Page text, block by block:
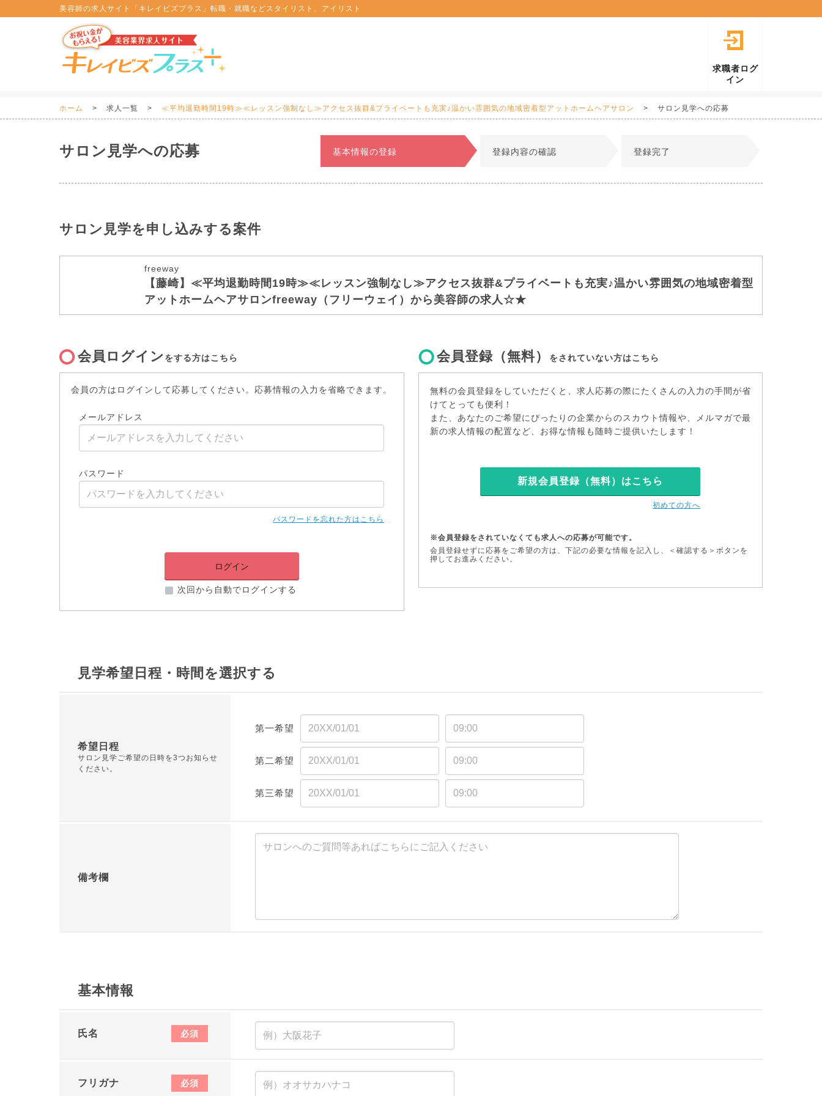
美容師の求人サイト「キレイビズプラス」転職・就職などスタイリスト、アイリスト
求職者ログ
イン
ホーム 求人一覧 ≪平均退勤時間19時≫≪レッスン強制なし≫アクセス抜群&プライベートも充実♪温かい雰囲気の地域密着型アットホームヘアサロン サロン見学への応募
サロン見学への応募 基本情報の登録 登録内容の確認 登録完了
サロン見学を申し込みする案件
freeway
【藤崎】≪平均退勤時間19時≫≪レッスン強制なし≫アクセス抜群&プライベートも充実♪温かい雰囲気の地域密着型
アットホームヘアサロンfreeway（フリーウェイ）から美容師の求人☆★
会員ログイン をする方はこちら
会員の方はログインして応募してください。応募情報の入力を省略できます。
メールアドレス
パスワード
パスワードを忘れた方はこちら
次回から自動でログインする
会員登録（無料） をされていない方はこちら
無料の会員登録をしていただくと、求人応募の際にたくさんの入力の手間が省
けてとっても便利！
また、あなたのご希望にぴったりの企業からのスカウト情報や、メルマガで最
新の求人情報の配置など、お得な情報も随時ご提供いたします！
新規会員登録（無料）はこちら
初めての方へ
※会員登録をされていなくても求人への応募が可能です。
会員登録せずに応募をご希望の方は、下記の必要な情報を記入し、＜確認する＞ボタンを
押してお進みください。
見学希望日程・時間を選択する
希望日程
サロン見学ご希望の日時を3つお知らせ
ください。
第一希望
第二希望
第三希望
備考欄
基本情報
氏名 必須
フリガナ 必須